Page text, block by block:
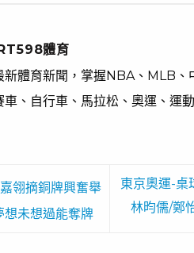
體育
新體育新聞，掌握NBA、MLB、
車、自行車、馬拉松、奧運、運
翎摘銅牌興奮舉
未想過能奪牌
東京奧運-
林昀儒/鄭